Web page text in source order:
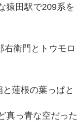
猿田駅で209系を
右衛門とトウモロ
と蓮根の葉っぱと
真っ青な空だった